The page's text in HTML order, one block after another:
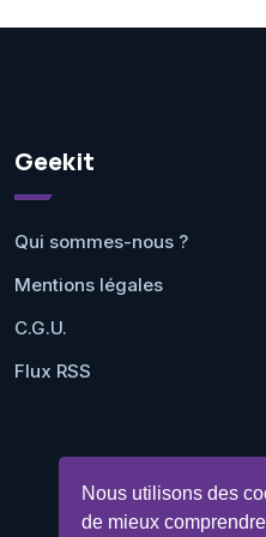
Nous utilisons des
de mieux
Geekit
Qui sommes-nous ?
Mentions légales
C.G.U.
Flux RSS